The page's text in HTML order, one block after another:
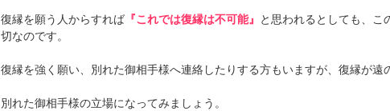
復縁を願う人からすれば 『これでは復縁は不可能』
と思われるとしても、こ
切なのです。
復縁を強く願い、別れた御相手様へ連絡したりする方もいますが、復縁が遠
別れた御相手様の立場になってみましょう。